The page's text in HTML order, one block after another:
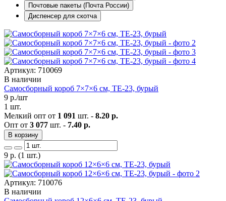
Почтовые пакеты (Почта России)
Диспенсер для скотча
Артикул: 710069
В наличии
Самосборный короб 7×7×6 см, ТЕ-23, бурый
9 р./шт
1 шт.
Мелкий опт от 1 091 шт. - 8.20 р.
Опт от 3 077 шт. - 7.40 р.
В корзину
9 р. (1 шт.)
Артикул: 710076
В наличии